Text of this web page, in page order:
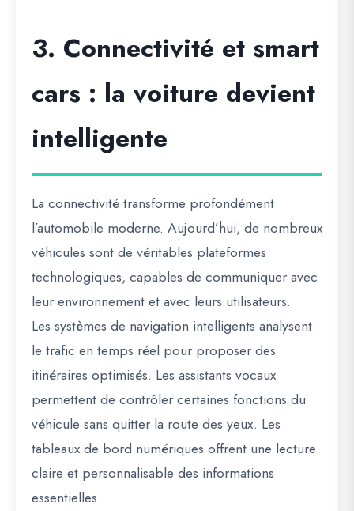
3. Connectivité et smart
cars : la voiture devient
intelligente
La connectivité transforme profondément
l’automobile moderne. Aujourd’hui, de nombreux
véhicules sont de véritables plateformes
technologiques, capables de communiquer avec
leur environnement et avec leurs utilisateurs.
Les systèmes de navigation intelligents analysent
le trafic en temps réel pour proposer des
itinéraires optimisés. Les assistants vocaux
permettent de contrôler certaines fonctions du
véhicule sans quitter la route des yeux. Les
tableaux de bord numériques offrent une lecture
claire et personnalisable des informations
essentielles.